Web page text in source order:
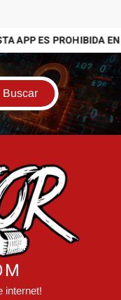
APP ES PROHIBIDA
internet!